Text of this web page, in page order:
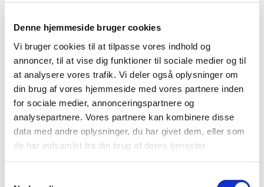
Denne hjemmeside bruger cookies
Vi bruger cookies til at tilpasse vores indhold og
annoncer, til at vise dig funktioner til sociale medier og til
at analysere vores trafik. Vi deler også oplysninger om
din brug af vores hjemmeside med vores partnere inden
for sociale medier, annonceringspartnere og
analysepartnere. Vores partnere kan kombinere disse
data med andre oplysninger, du har givet dem, eller som
de har indsamlet fra din brug af deres tjenester.
I stedet for at forstå det, må vi lytte til det med hjertet. Hvad
vi ikke kan tænke os til, kan vi vælge at tro med hjertet. Gud
er den levende Gud, den Gud der forandrer sig og kan tage
et menneskes skikkelse.
Han kan tale med mennesker og gør det – vi har mange
fortællinger om det. Fortællinger som er fortalt igen og igen
af tro til tro helt tilbage til dem der oplevede det. De er
fortalt fordi nogle har oplevet det eller erfaret det.
Vi har kun fortællingerne i dag: om Gud der viser sin
skønhed og herlighed i et glimt til Moses. Og underet da